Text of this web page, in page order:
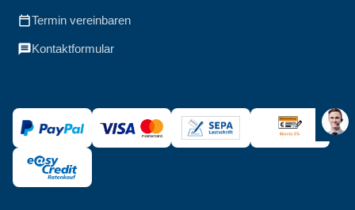
Termin vereinbaren
Kontaktformular